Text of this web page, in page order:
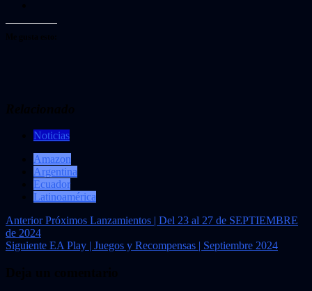
Noticias
Amazon
Argentina
Ecuador
Latinoamérica
Navegación
de
AnteriorPróximos Lanzamientos | Del 23 al 27 de SEPTIEMBRE
de 2024
Siguiente EA Play | Juegos y Recompensas | Septiembre 2024